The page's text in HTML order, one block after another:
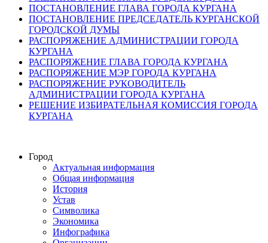
ПОСТАНОВЛЕНИЕ ГЛАВА ГОРОДА КУРГАНА
ПОСТАНОВЛЕНИЕ ПРЕДСЕДАТЕЛЬ КУРГАНСКОЙ
ГОРОДСКОЙ ДУМЫ
РАСПОРЯЖЕНИЕ АДМИНИСТРАЦИИ ГОРОДА
КУРГАНА
РАСПОРЯЖЕНИЕ ГЛАВА ГОРОДА КУРГАНА
РАСПОРЯЖЕНИЕ МЭР ГОРОДА КУРГАНА
РАСПОРЯЖЕНИЕ РУКОВОДИТЕЛЬ
АДМИНИСТРАЦИИ ГОРОДА КУРГАНА
РЕШЕНИЕ ИЗБИРАТЕЛЬНАЯ КОМИССИЯ ГОРОДА
КУРГАНА
Город
Актуальная информация
Общая информация
История
Устав
Символика
Экономика
Инфографика